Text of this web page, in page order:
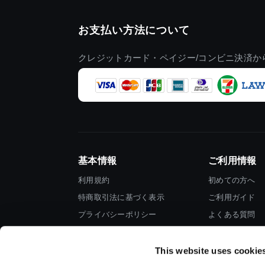
This website uses
お支払い方法について
クレジットカード・ペイジー/コンビニ決済
基本情報
利用規約
特商取引法に基づく表示
プライバシーポリシー
ご利用情報
初めての方へ
ご利用ガイド
よくある質問